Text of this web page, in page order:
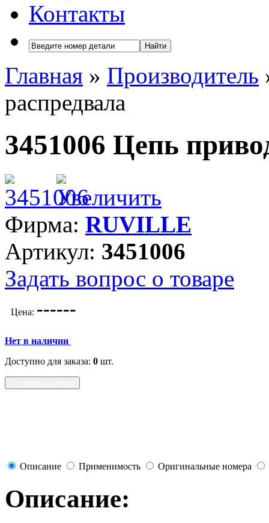
Контакты
Найти
Главная » Производитель
распредвала
3451006 Цепь
Фирма: RUVILLE
Артикул: 3451006
Задать вопрос о товаре
Цена: ------
Нет в наличии
Доступно для заказа: 0 шт.
Описание Применимость Оригинальные номера
Описание: